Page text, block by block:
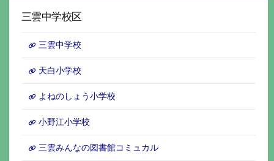
イ
三雲中学校区
三雲中学校
天白小学校
よねのしょう小学校
小野江小学校
三雲みんなの図書館コミュカル